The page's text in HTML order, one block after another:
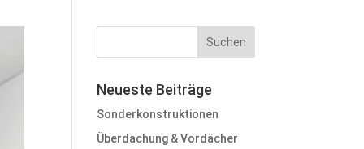
Neueste Beiträge
Sonderkonstruktionen
Überdachung & Vordächer